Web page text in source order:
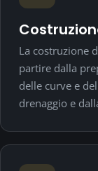
La costruzione
partire dalla
delle curve e
drenaggio e